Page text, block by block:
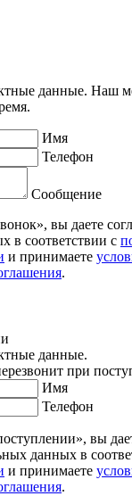
данные. Наш
Имя
Телефон
Сообщение
вы даете
в соответствии с
и принимаете
.
данные.
при
Имя
Телефон
вы
данных в
и принимаете
.